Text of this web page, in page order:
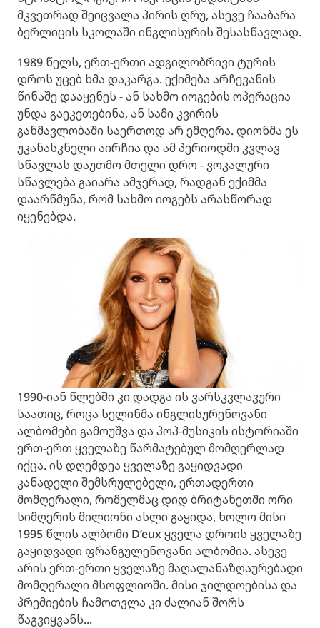
მკვეთრად შეიცვალა პირის ღრუ, ასევე ჩააბარა
ბერლიცის სკოლაში ინგლისურის შესასწავლად.
1989 წელს, ერთ-ერთი ადგილობრივი ტურის
დროს უცებ ხმა დაკარგა. ექიმება არჩევანის
წინაშე დააყენეს - ან სახმო იოგების ოპერაცია
უნდა გაეკეთებინა, ან სამი კვირის
განმავლობაში საერთოდ არ ემღერა. დიონმა ეს
უკანასკნელი აირჩია და ამ პერიოდში კვლავ
სწავლას დაუთმო მთელი დრო - ვოკალური
სწავლება გაიარა ამჯერად, რადგან ექიმმა
დაარწმუნა, რომ სახმო იოგებს არასწორად
იყენებდა.
1990-იან წლებში კი დადგა ის ვარსკვლავური
საათიც, როცა სელინმა ინგლისურენოვანი
ალბომები გამოუშვა და პოპ-მუსიკის ისტორიაში
ერთ-ერთ ყველაზე წარმატებულ მომღერლად
იქცა. ის დღემდეა ყველაზე გაყიდვადი
კანადელი შემსრულებელი, ერთადერთი
მომღერალი, რომელმაც დიდ ბრიტანეთში ორი
სიმღერის მილიონი ასლი გაყიდა, ხოლო მისი
1995 წლის ალბომი D’eux ყველა დროის ყველაზე
გაყიდვადი ფრანგულენოვანი ალბომია. ასევე
არის ერთ-ერთი ყველაზე მაღალანაზღაურებადი
მომღერალი მსოფლიოში. მისი ჯილდოებისა და
პრემიების ჩამოთვლა კი ძალიან შორს
წაგვიყვანს...